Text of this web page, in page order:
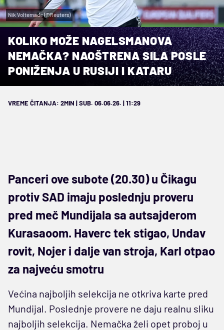
Nik Voltemade (©Reuters)
KOLIKO MOŽE NAGELSMANOVA
NEMAČKA? NAOŠTRENA SILA POSLE
PONIŽENJA U RUSIJI I KATARU
VREME ČITANJA: 2MIN | SUB. 06.06.26. | 11:29
Panceri ove subote (20.30) u Čikagu
protiv SAD imaju poslednju proveru
pred meč Mundijala sa autsajderom
Kurasaoom. Haverc tek stigao, Undav
rovit, Nojer i dalje van stroja, Karl otpao
za najveću smotru
Većina najboljih selekcija ne otkriva karte pred
Mundijal. Poslednje provere ne daju realnu sliku
najboljih selekcija. Nemačka želi opet proboj u